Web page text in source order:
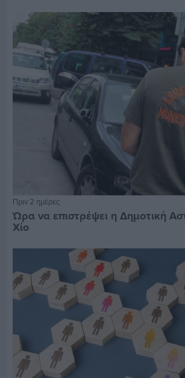
Πριν 2 ημέρες
Ώρα να επιστρέψει η Δημοτική
Χίο